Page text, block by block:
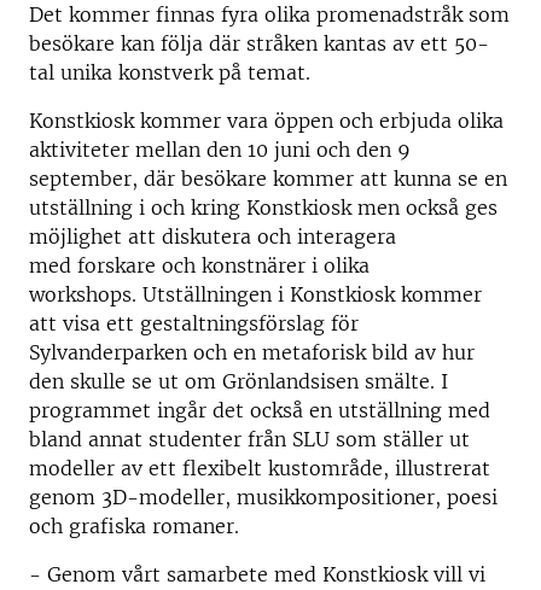
Det kommer finnas fyra olika promenadstråk som
besökare kan följa där stråken kantas av ett 50-
tal unika konstverk på temat.
Konstkiosk kommer vara öppen och erbjuda olika
aktiviteter mellan den 10 juni och den 9
september, där besökare kommer att kunna se en
utställning i och kring Konstkiosk men också ges
möjlighet att diskutera och interagera
med forskare och konstnärer i olika
workshops. Utställningen i Konstkiosk kommer
att visa ett gestaltningsförslag för
Sylvanderparken och en metaforisk bild av hur
den skulle se ut om Grönlandsisen smälte. I
programmet ingår det också en utställning med
bland annat studenter från SLU som ställer ut
modeller av ett flexibelt kustområde, illustrerat
genom 3D-modeller, musikkompositioner, poesi
och grafiska romaner.
- Genom vårt samarbete med Konstkiosk vill vi